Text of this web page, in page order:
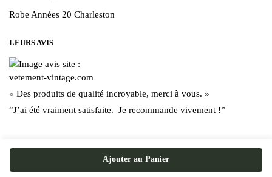
Ajouter au Panier
Robe Années 20 Charleston
LEURS AVIS
« Des produits de qualité incroyable, merci à vous. »
“J’ai été vraiment satisfaite. Je recommande vivement !”